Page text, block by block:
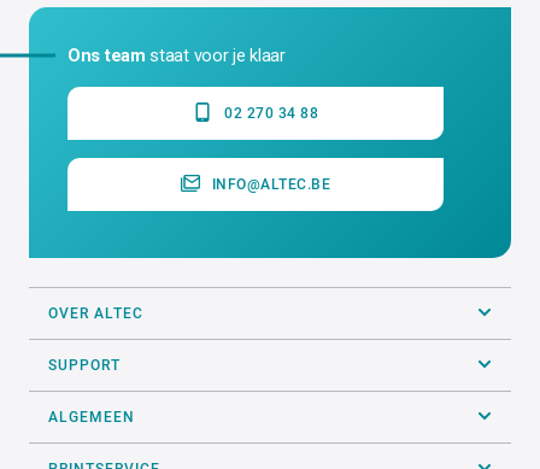
Ons team staat voor je klaar
02 270 34 88
INFO@ALTEC.BE
OVER ALTEC
SUPPORT
ALGEMEEN